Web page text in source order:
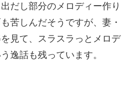
だし部分のメロディー作り
苦しんだそうですが、妻・
見て、スラスラっとメロデ
逸話も残っています。